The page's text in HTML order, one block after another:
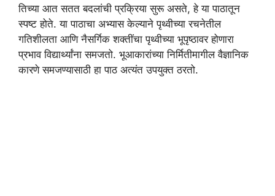
तिच्या आत सतत बदलांची प्रक्रिया सुरू असते, हे या पाठातून
स्पष्ट होते. या पाठाचा अभ्यास केल्याने पृथ्वीच्या रचनेतील
गतिशीलता आणि नैसर्गिक शक्तींचा पृथ्वीच्या भूपृष्ठावर होणारा
प्रभाव विद्यार्थ्यांना समजतो. भूआकारांच्या निर्मितीमागील वैज्ञानिक
कारणे समजण्यासाठी हा पाठ अत्यंत उपयुक्त ठरतो.